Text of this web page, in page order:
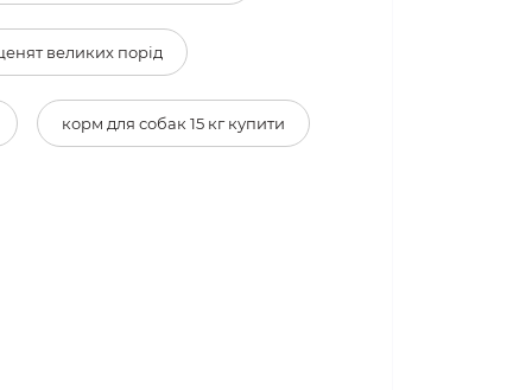
великих порід
корм для собак 15 кг купити